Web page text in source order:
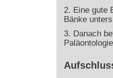
2. Eine gute
Bänke
3. Danach